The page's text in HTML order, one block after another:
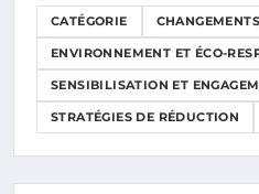
CATÉGORIE
ENVIRONNEMENT ET ÉCO-
SENSIBILISATION ET
STRATÉGIES DE RÉDUCTION